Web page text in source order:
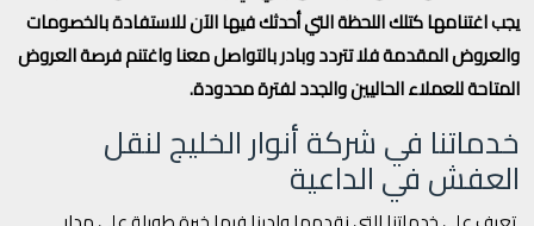
يجب اغتنامها كتلك اللحظة التي أحدثك فيها الآن للاستفادة بالخصومات
والعروض المقدمة فلا تتردد وبادر بالتواصل معنا واغتنم فرصة العروض
المتاحة للعملاء الحاليين والجدد لفترة محدودة.
خدماتنا في شركة أنوار الخليج لنقل
العفش في الداعية